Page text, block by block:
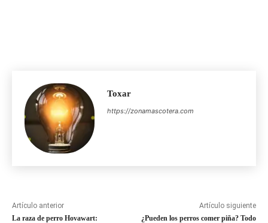
Toxar
https://zonamascotera.com
Artículo anterior
La raza de perro Hovawart:
Artículo siguiente
¿Pueden los perros comer piña? Todo